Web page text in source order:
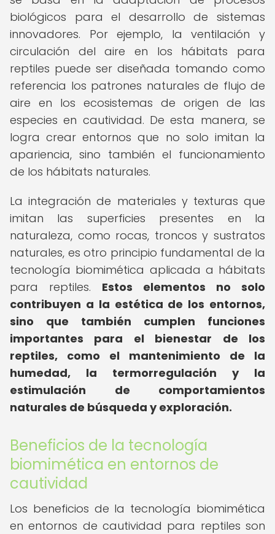
biológicos para el desarrollo de sistemas
innovadores. Por ejemplo, la ventilación y
circulación del aire en los hábitats para
reptiles puede ser diseñada tomando como
referencia los patrones naturales de flujo de
aire en los ecosistemas de origen de las
especies en cautividad. De esta manera, se
logra crear entornos que no solo imitan la
apariencia, sino también el funcionamiento
de los hábitats naturales.
La integración de materiales y texturas que
imitan las superficies presentes en la
naturaleza, como rocas, troncos y sustratos
naturales, es otro principio fundamental de la
tecnología biomimética aplicada a hábitats
para reptiles. Estos elementos no solo
contribuyen a la estética de los entornos,
sino que también cumplen funciones
importantes para el bienestar de los
reptiles, como el mantenimiento de la
humedad, la termorregulación y la
estimulación de comportamientos
naturales de búsqueda y exploración.
Beneficios de la tecnología
biomimética en entornos de
cautividad
Los beneficios de la tecnología biomimética
en entornos de cautividad para reptiles son